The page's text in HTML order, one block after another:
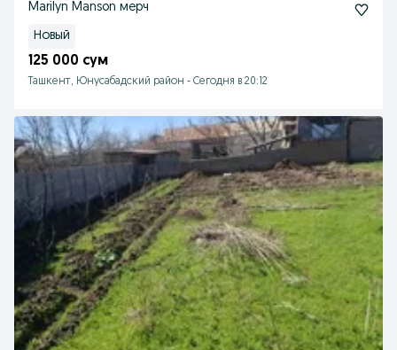
Marilyn Manson мерч
Новый
125 000 сум
Ташкент, Юнусабадский район - Сегодня в 20:12